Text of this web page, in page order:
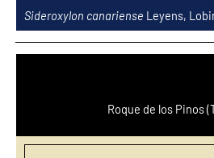
contenido
Sideroxylon canariense Leyens,
Roque de los Pinos